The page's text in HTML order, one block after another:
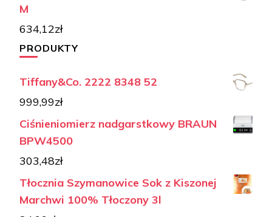
M
634,12zł
PRODUKTY
Tiffany&Co. 2222 8348 52
999,99zł
Ciśnieniomierz nadgarstkowy BRAUN
BPW4500
303,48zł
Tłocznia Szymanowice Sok z Kiszonej
Marchwi 100% Tłoczony 3l